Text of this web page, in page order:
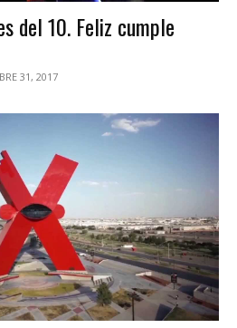
del 10. Feliz cumple
31, 2017